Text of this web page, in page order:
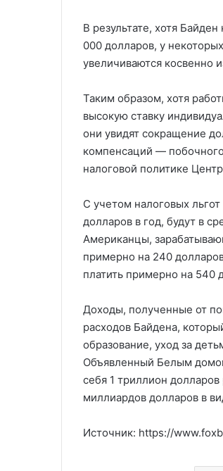
В результате, хотя
000 долларов, у
увеличиваются косвенно
Таким образом, хотя
высокую ставку
они увидят сокращение
компенсаций — побочного
налоговой политике
С учетом налоговых
долларов в год, будут в
Американцы,
примерно на 240
платить примерно на 540
Доходы, полученные от
расходов Байдена,
образование, уход за
Объявленный Белым
себя 1 триллион
миллиардов долларов в
Источник: https://